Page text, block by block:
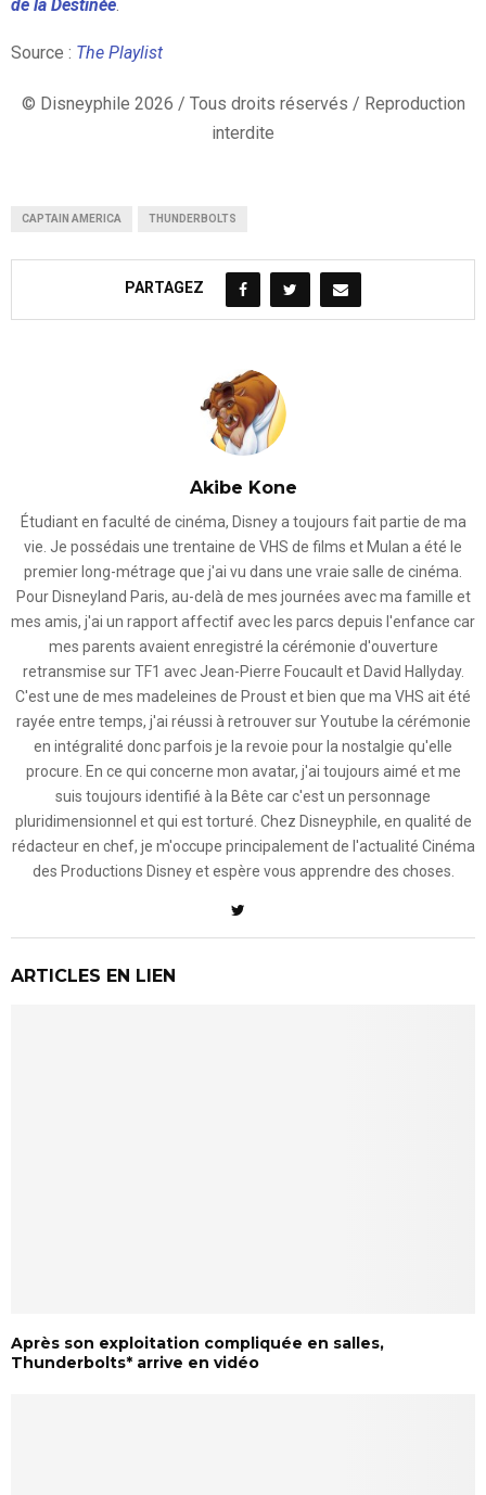
de la Destinée
Source : The Playlist
© Disneyphile 2026 / Tous droits réservés / Reproduction
interdite
CAPTAIN AMERICA THUNDERBOLTS
PARTAGEZ
Akibe Kone
Étudiant en faculté de cinéma, Disney a toujours fait partie de ma
vie. Je possédais une trentaine de VHS de films et Mulan a été le
premier long-métrage que j'ai vu dans une vraie salle de cinéma.
Pour Disneyland Paris, au-delà de mes journées avec ma famille et
mes amis, j'ai un rapport affectif avec les parcs depuis l'enfance car
mes parents avaient enregistré la cérémonie d'ouverture
retransmise sur TF1 avec Jean-Pierre Foucault et David Hallyday.
C'est une de mes madeleines de Proust et bien que ma VHS ait été
rayée entre temps, j'ai réussi à retrouver sur Youtube la cérémonie
en intégralité donc parfois je la revoie pour la nostalgie qu'elle
procure. En ce qui concerne mon avatar, j'ai toujours aimé et me
suis toujours identifié à la Bête car c'est un personnage
pluridimensionnel et qui est torturé. Chez Disneyphile, en qualité de
rédacteur en chef, je m'occupe principalement de l'actualité Cinéma
des Productions Disney et espère vous apprendre des choses.
ARTICLES EN LIEN
Après son exploitation compliquée en salles,
Thunderbolts* arrive en vidéo